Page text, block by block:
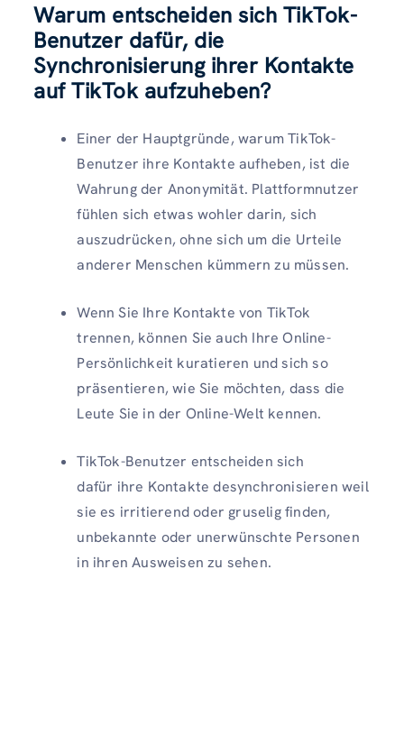
Warum entscheiden sich TikTok-
Benutzer dafür, die
Synchronisierung ihrer Kontakte
auf TikTok aufzuheben?
Einer der Hauptgründe, warum TikTok-
Benutzer ihre Kontakte aufheben, ist die
Wahrung der Anonymität. Plattformnutzer
fühlen sich etwas wohler darin, sich
auszudrücken, ohne sich um die Urteile
anderer Menschen kümmern zu müssen.
Wenn Sie Ihre Kontakte von TikTok
trennen, können Sie auch Ihre Online-
Persönlichkeit kuratieren und sich so
präsentieren, wie Sie möchten, dass die
Leute Sie in der Online-Welt kennen.
TikTok-Benutzer entscheiden sich
dafür ihre Kontakte desynchronisieren weil
sie es irritierend oder gruselig finden,
unbekannte oder unerwünschte Personen
in ihren Ausweisen zu sehen.